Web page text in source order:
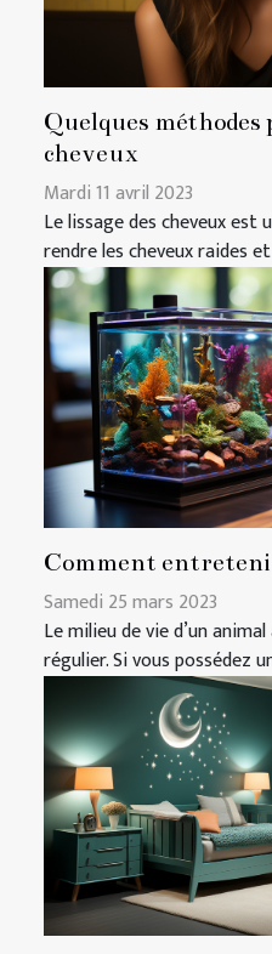
Quelques méthodes
cheveux
Mardi 11 avril 2023
Le lissage des cheveux
rendre les cheveux raides
Comment
Samedi 25 mars 2023
Le milieu de vie d’un
régulier. Si vous possédez